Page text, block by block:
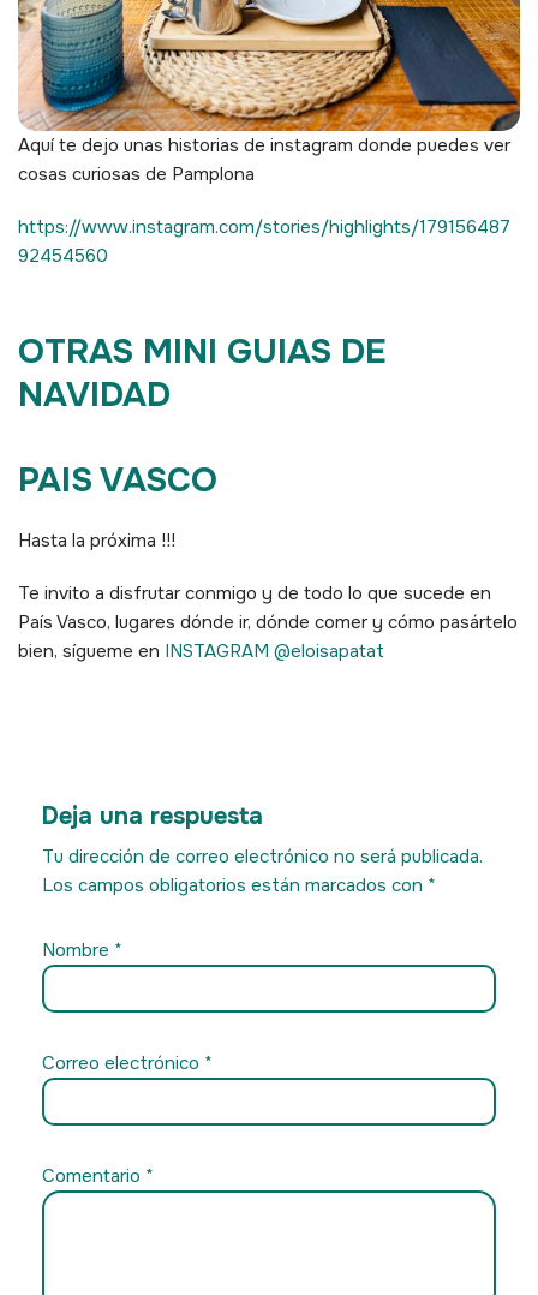
Aquí te dejo unas historias de instagram donde puedes ver
cosas curiosas de Pamplona
https://www.instagram.com/stories/highlights/179156487
92454560
OTRAS MINI GUIAS DE
NAVIDAD
PAIS VASCO
Hasta la próxima !!!
Te invito a disfrutar conmigo y de todo lo que sucede en
País Vasco, lugares dónde ir, dónde comer y cómo pasártelo
bien, sígueme en INSTAGRAM @eloisapatat
Deja una respuesta
Tu dirección de correo electrónico no será publicada.
Los campos obligatorios están marcados con *
Nombre *
Correo electrónico *
Comentario *